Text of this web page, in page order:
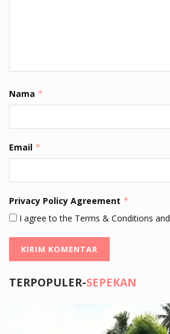
Nama *
Email *
Privacy Policy Agreement *
I agree to the Terms & Conditions and
TERPOPULER-SEPEKAN